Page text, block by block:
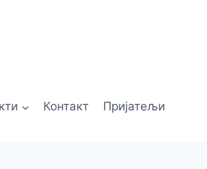
Контакт Пријатељи